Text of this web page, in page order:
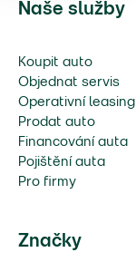
Naše služby
Koupit auto
Objednat servis
Operativní leasing
Prodat auto
Financování auta
Pojištění auta
Pro firmy
Značky